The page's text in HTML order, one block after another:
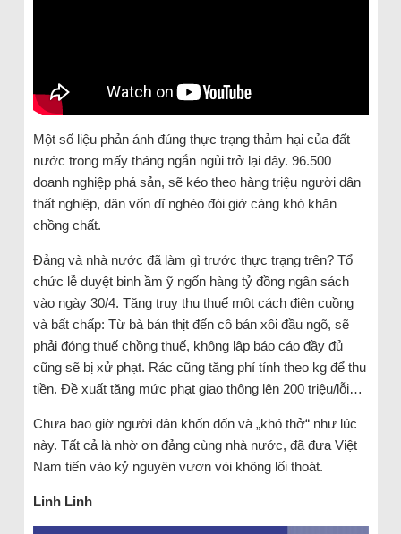
Một số liệu phản ánh đúng thực trạng thảm hại của đất
nước trong mấy tháng ngắn ngủi trở lại đây. 96.500
doanh nghiệp phá sản, sẽ kéo theo hàng triệu người dân
thất nghiệp, dân vốn dĩ nghèo đói giờ càng khó khăn
chồng chất.
Đảng và nhà nước đã làm gì trước thực trạng trên? Tổ
chức lễ duyệt binh ầm ỹ ngốn hàng tỷ đồng ngân sách
vào ngày 30/4. Tăng truy thu thuế một cách điên cuồng
và bất chấp: Từ bà bán thịt đến cô bán xôi đầu ngõ, sẽ
phải đóng thuế chồng thuế, không lập báo cáo đầy đủ
cũng sẽ bị xử phạt. Rác cũng tăng phí tính theo kg để thu
tiền. Đề xuất tăng mức phạt giao thông lên 200 triệu/lỗi…
Chưa bao giờ người dân khốn đốn và „khó thở“ như lúc
này. Tất cả là nhờ ơn đảng cùng nhà nước, đã đưa Việt
Nam tiến vào kỷ nguyên vươn vòi không lối thoát.
Linh Linh